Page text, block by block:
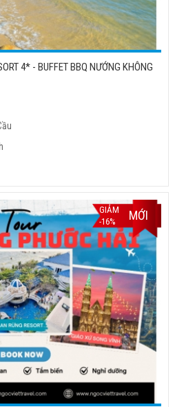
4* - BUFFET BBQ NƯỚNG KHÔNG
GIẢM
-16%
MỚI